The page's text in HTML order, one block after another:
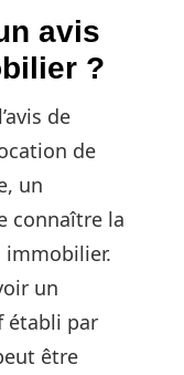
avis
?
de
de
un
connaître la
immobilier.
un
établi par
être